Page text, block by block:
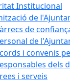
Institucional
de
de
de
i convenis
dels
i serveis